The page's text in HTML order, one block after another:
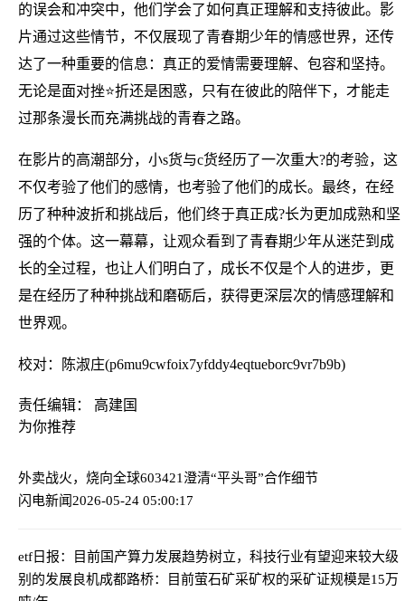
的误会和冲突中，他们学会了如何真正理解和支持彼此。影
片通过这些情节，不仅展现了青春期少年的情感世界，还传
达了一种重要的信息：真正的爱情需要理解、包容和坚持。
无论是面对挫⭐折还是困惑，只有在彼此的陪伴下，才能走
过那条漫长而充满挑战的青春之路。
在影片的高潮部分，小s货与c货经历了一次重大?的考验，这
不仅考验了他们的感情，也考验了他们的成长。最终，在经
历了种种波折和挑战后，他们终于真正成?长为更加成熟和坚
强的个体。这一幕幕，让观众看到了青春期少年从迷茫到成
长的全过程，也让人们明白了，成长不仅是个人的进步，更
是在经历了种种挑战和磨砺后，获得更深层次的情感理解和
世界观。
校对：陈淑庄(p6mu9cwfoix7yfddy4eqtueborc9vr7b9b)
责任编辑： 高建国
为你推荐
外卖战火，烧向全球603421澄清“平头哥”合作细节
闪电新闻2026-05-24 05:00:17
etf日报：目前国产算力发展趋势树立，科技行业有望迎来较大级
别的发展良机成都路桥：目前萤石矿采矿权的采矿证规模是15万